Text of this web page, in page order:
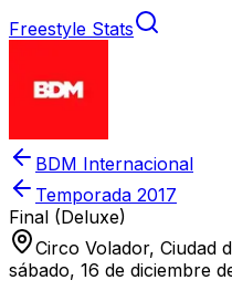
Freestyle Stats
BDM Internacional
Temporada 2017
Final (Deluxe)
Circo Volador, Ciudad
sábado, 16 de diciembre